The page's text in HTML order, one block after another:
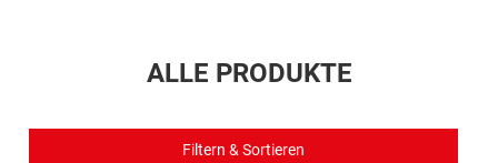
ALLE PRODUKTE
Filtern & Sortieren